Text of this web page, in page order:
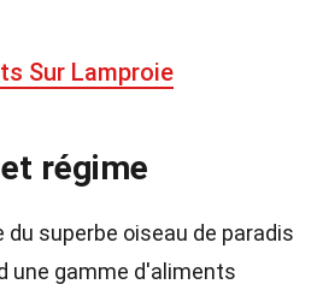
Sur Lamproie
régime
du superbe oiseau de paradis
une gamme d'aliments